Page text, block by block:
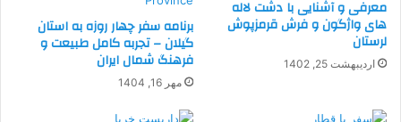
معرفی و آشنایی با دشت لاله
های واژگون و فرش قرمزپوش
لرستان
اردیبهشت 25, 1402
برنامه سفر چهار روزه به استان
گیلان – تجربه کامل طبیعت و
فرهنگ شمال ایران
مهر 16, 1404